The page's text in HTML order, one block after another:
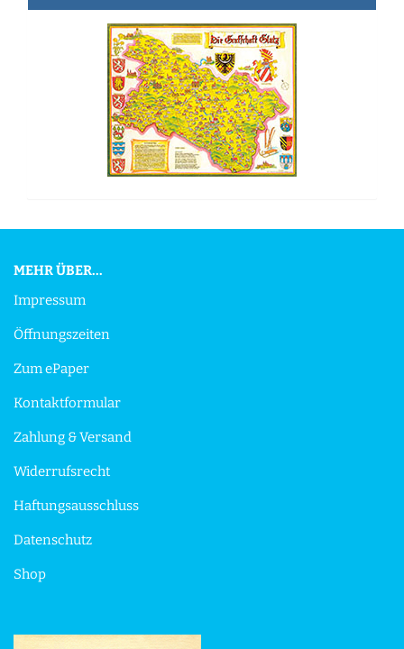
MEHR ÜBER...
Impressum
Öffnungszeiten
Zum ePaper
Kontaktformular
Zahlung & Versand
Widerrufsrecht
Haftungsausschluss
Datenschutz
Shop